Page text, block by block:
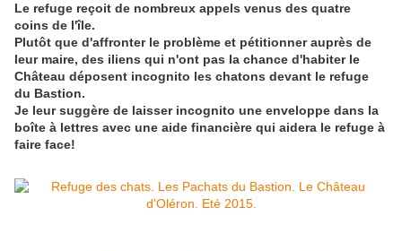
Le refuge reçoit de nombreux appels venus des quatre
coins de l'île.
Plutôt que d'affronter le problème et pétitionner auprès de
leur maire, des iliens qui n'ont pas la chance d'habiter le
Château déposent incognito les chatons devant le refuge
du Bastion.
Je leur suggère de laisser incognito une enveloppe dans la
boîte à lettres avec une aide financière qui aidera le refuge à
faire face!